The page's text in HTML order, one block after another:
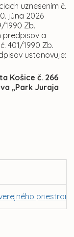
uznesením č.
júna 2026
1990 Zb.
predpisov a
401/1990 Zb.
ustanovuje:
Košice č. 266
„Park Juraja